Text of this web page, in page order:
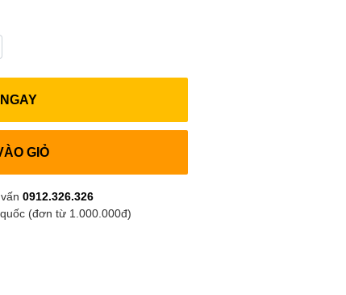
GIỎ
vấn0912.326.326
(đơn từ 1.000.000đ)